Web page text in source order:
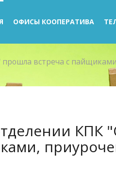
ОФИСЫ КООПЕРАТИВА
встреча с
КПК